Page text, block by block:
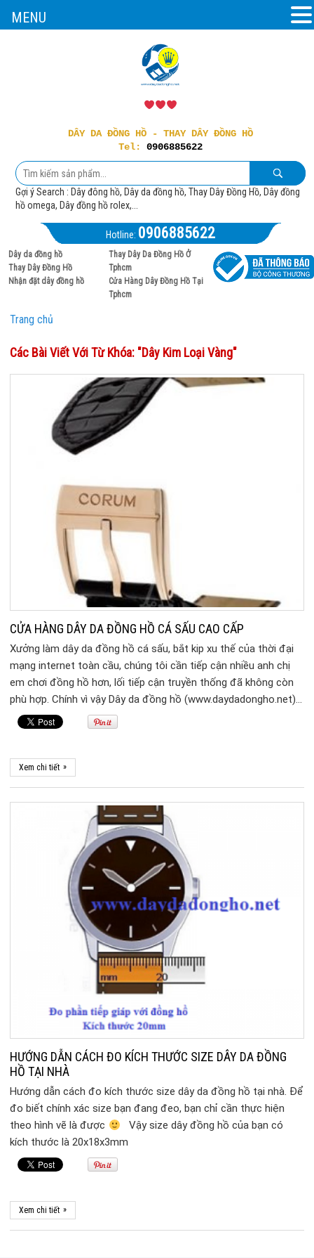
DÂY DA ĐỒNG HỒ - THAY DÂY ĐỒNG HỒ
Tel: 0906885622
Gợi ý Search : Dây đông hồ, Dây da đồng hồ, Thay Dây Đồng Hồ, Dây đồng
hồ omega, Dây đồng hồ rolex,...
Hotline: 0906885622
Dây da đồng hồ
Thay Dây Đồng Hồ
Nhận đặt dây đồng hồ
Thay Dây Da Đồng Hồ Ở
Tphcm
Cửa Hàng Dây Đồng Hồ Tại
Tphcm
Trang chủ
Các Bài Viết Với Từ Khóa: "dây Kim Loại Vàng"
CỬA HÀNG DÂY DA ĐỒNG HỒ CÁ SẤU CAO CẤP
Xưởng làm dây da đồng hồ cá sấu, bắt kip xu thế của thời đại
mạng internet toàn cầu, chúng tôi cần tiếp cận nhiều anh chị
em chơi đồng hồ hơn, lối tiếp cận truyền thống đã không còn
phù hợp. Chính vì vậy Dây da đồng hồ (www.daydadongho.net)…
Xem chi tiết »
HƯỚNG DẪN CÁCH ĐO KÍCH THƯỚC SIZE DÂY DA ĐỒNG
HỒ TẠI NHÀ
Hướng dẫn cách đo kích thước size dây da đồng hồ tại nhà. Để
đo biết chính xác size bạn đang đeo, bạn chỉ cần thực hiện
theo hình vẽ là được
Vậy size dây đồng hồ của bạn có
kích thước là 20x18x3mm
Xem chi tiết »
MENU